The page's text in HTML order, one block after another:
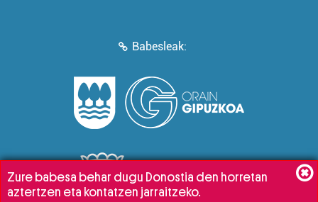
Babesleak:
Zure babesa behar dugu Donostia den horretan
aztertzen eta kontatzen jarraitzeko.